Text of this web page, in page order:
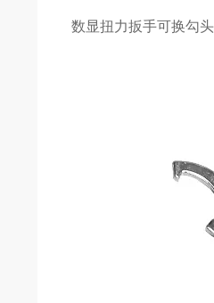
数显扭力扳手可换勾